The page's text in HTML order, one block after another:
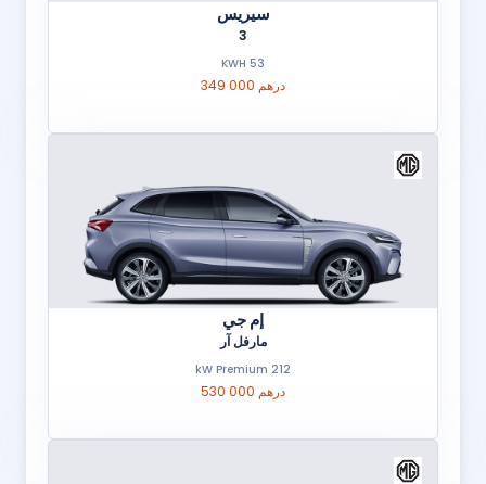
سيريس
3
53 KWH
349 000 درهم
إم جي
مارفل آر
212 kW Premium
530 000 درهم